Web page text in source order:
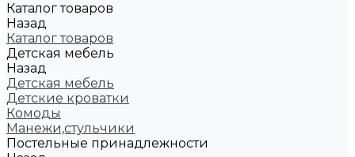
Каталог товаров
Назад
Каталог товаров
Детская мебель
Назад
Детская мебель
Детские кроватки
Комоды
Манежи,стульчики
Постельные принадлежности